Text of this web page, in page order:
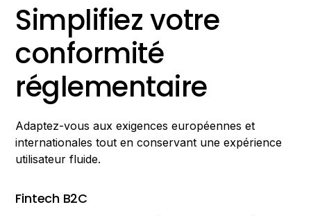
Simplifiez votre
conformité
réglementaire
Adaptez-vous aux exigences européennes et
internationales tout en conservant une expérience
utilisateur fluide.
Fintech B2C